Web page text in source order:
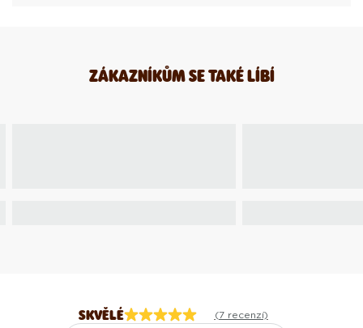
ZÁKAZNÍKŮM SE TAKÉ LÍBÍ
SKVĚLÉ (7 recenzí)